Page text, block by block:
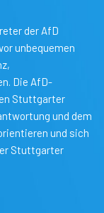
der AfD
unbequemen
Die AfD-
Stuttgarter
und dem
und sich
Stuttgarter